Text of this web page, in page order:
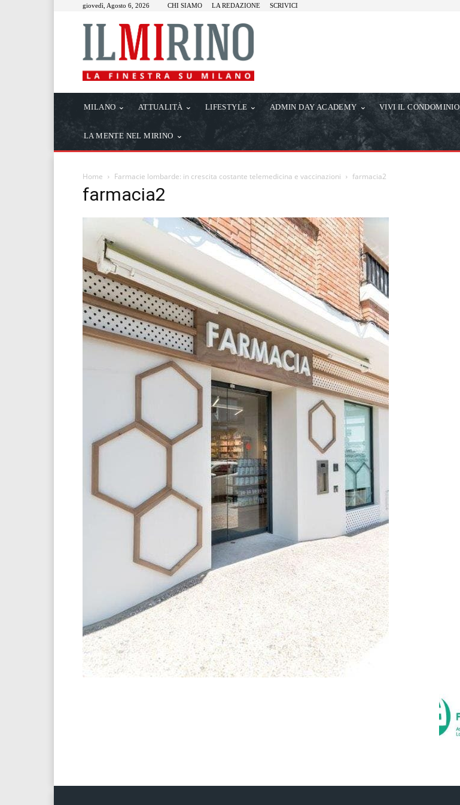
giovedì, Agosto 6, 2026 CHI SIAMO LA REDAZIONE SCRIVICI
MILANO ATTUALITÀ LIFESTYLE ADMIN DAY ACADEMY VIVI IL CONDOMINIO
LA MENTE NEL MIRINO
Home Farmacie lombarde: in crescita costante telemedicina e vaccinazioni farmacia2
farmacia2